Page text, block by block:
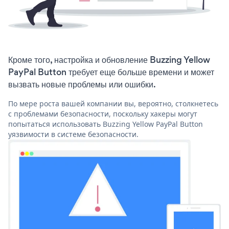
Кроме того, настройка и обновление Buzzing Yellow
PayPal Button требует еще больше времени и может
вызвать новые проблемы или ошибки.
По мере роста вашей компании вы, вероятно, столкнетесь
с проблемами безопасности, поскольку хакеры могут
попытаться использовать Buzzing Yellow PayPal Button
уязвимости в системе безопасности.